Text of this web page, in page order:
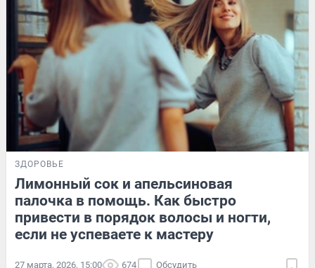
ЗДОРОВЬЕ
Лимонный сок и апельсиновая
палочка в помощь. Как быстро
привести в порядок волосы и ногти,
если не успеваете к мастеру
27 марта, 2026, 15:00 674 Обсудить